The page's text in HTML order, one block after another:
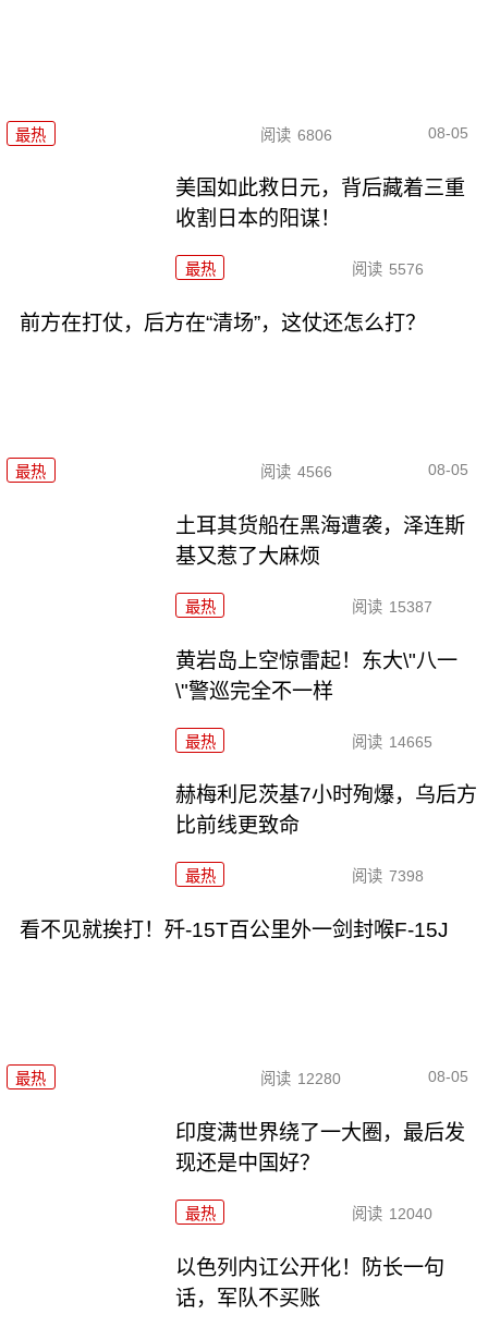
最热 阅读 6806 08-05
美国如此救日元，背后藏着三重
收割日本的阳谋！
最热 阅读 5576
前方在打仗，后方在“清场”，这仗还怎么打？
最热 阅读 4566 08-05
土耳其货船在黑海遭袭，泽连斯
基又惹了大麻烦
最热 阅读 15387
黄岩岛上空惊雷起！东大\"八一
\"警巡完全不一样
最热 阅读 14665
赫梅利尼茨基7小时殉爆，乌后方
比前线更致命
最热 阅读 7398
看不见就挨打！歼-15T百公里外一剑封喉F-15J
最热 阅读 12280 08-05
印度满世界绕了一大圈，最后发
现还是中国好？
最热 阅读 12040
以色列内讧公开化！防长一句
话，军队不买账